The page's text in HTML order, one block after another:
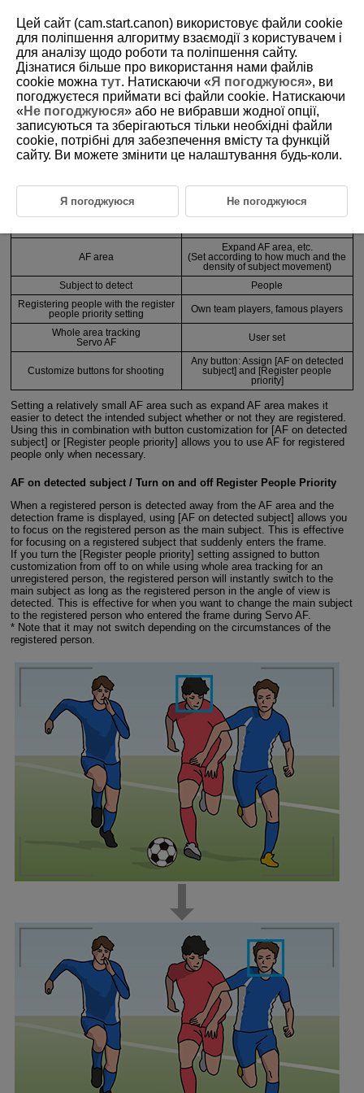
3-3-3 Recommended Settings by Scene 3
When there is no clear main subject, and the user wants to select
registered people only when necessary
Anticipated scenes
Function
Setting and registration details
AF area
Expand AF area, etc.
(Set according to how much and the
density of subject movement)
Subject to detect
People
Registering people with the register
people priority setting
Own team players, famous players
Whole area tracking
Servo AF
User set
Customize buttons for shooting
Any button: Assign [AF on detected
subject] and [Register people
priority]
Setting a relatively small AF area such as expand AF area makes it
easier to detect the intended subject whether or not they are registered.
Using this in combination with button customization for [AF on detected
subject] or [Register people priority] allows you to use AF for registered
people only when necessary.
AF on detected subject / Turn on and off Register People Priority
When a registered person is detected away from the AF area and the
detection frame is displayed, using [AF on detected subject] allows you
to focus on the registered person as the main subject. This is effective
for focusing on a registered subject that suddenly enters the frame.
If you turn the [Register people priority] setting assigned to button
customization from off to on while using whole area tracking for an
unregistered person, the registered person will instantly switch to the
main subject as long as the registered person in the angle of view is
detected. This is effective for when you want to change the main subject
to the registered person who entered the frame during Servo AF.
* Note that it may not switch depending on the circumstances of the
registered person.
Цей сайт (cam.start.canon) використовує файли cookie
для поліпшення алгоритму взаємодії з користувачем і
для аналізу щодо роботи та поліпшення сайту.
Дізнатися більше про використання нами файлів
cookie можна тут. Натискаючи «Я погоджуюся», ви
погоджуєтеся приймати всі файли cookie. Натискаючи
«Не погоджуюся» або не вибравши жодної опції,
записуються та зберігаються тільки необхідні файли
cookie, потрібні для забезпечення вмісту та функцій
сайту. Ви можете змінити це налаштування будь-коли.
Я погоджуюся Не погоджуюся